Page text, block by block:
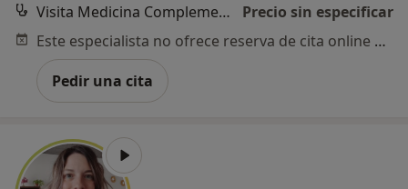
Visita Medicina Complementaria y terapias alternativas
Precio sin especificar
Este especialista no ofrece reserva de cita online en esta dirección.
Pedir una cita